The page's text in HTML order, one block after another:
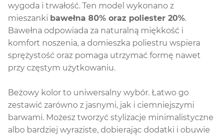
wygoda i trwałość. Ten model wykonano z
mieszanki bawełna 80% oraz poliester 20%.
Bawełna odpowiada za naturalną miękkość i
komfort noszenia, a domieszka poliestru wspiera
sprężystość oraz pomaga utrzymać formę nawet
przy częstym użytkowaniu.
Beżowy kolor to uniwersalny wybór. Łatwo go
zestawić zarówno z jasnymi, jak i ciemniejszymi
barwami. Możesz tworzyć stylizacje minimalistyczne
albo bardziej wyraziste, dobierając dodatki i obuwie